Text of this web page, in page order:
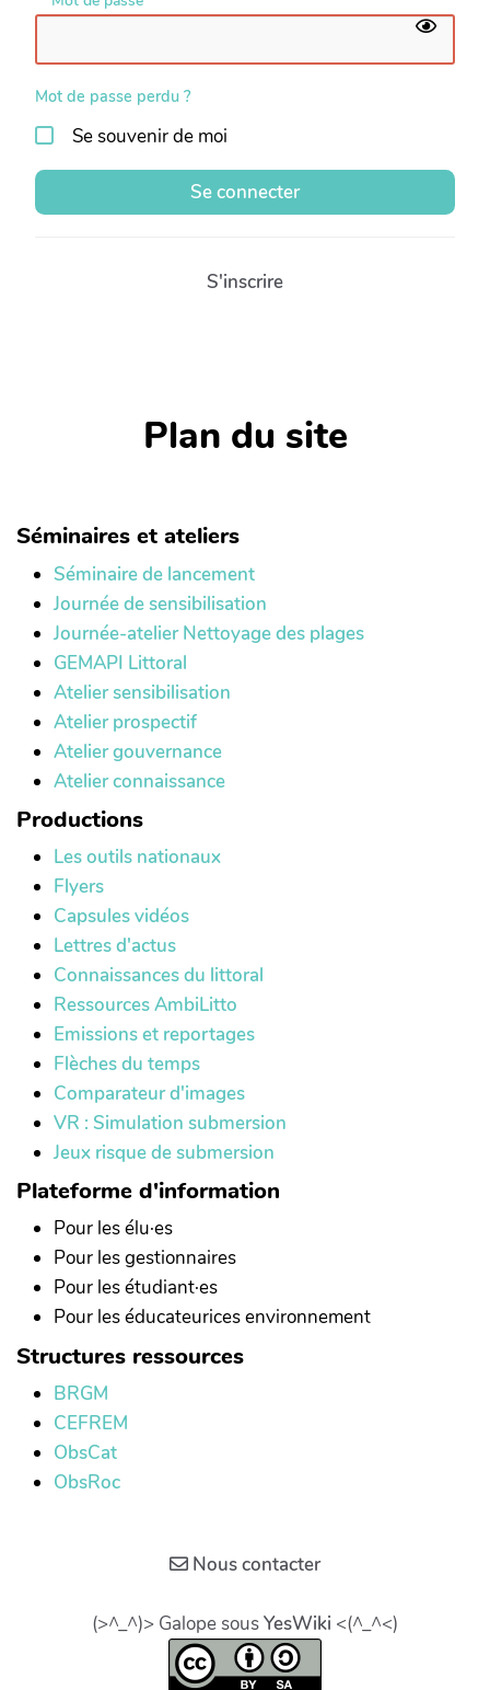
Mot de passe perdu ?
Se souvenir de moi
Se connecter
S'inscrire
Plan du site
Séminaires et ateliers
Séminaire de lancement
Journée de sensibilisation
Journée-atelier Nettoyage des plages
GEMAPI Littoral
Atelier sensibilisation
Atelier prospectif
Atelier gouvernance
Atelier connaissance
Productions
Les outils nationaux
Flyers
Capsules vidéos
Lettres d'actus
Connaissances du littoral
Ressources AmbiLitto
Emissions et reportages
Flèches du temps
Comparateur d'images
VR : Simulation submersion
Jeux risque de submersion
Plateforme d'information
Pour les élu·es
Pour les gestionnaires
Pour les étudiant·es
Pour les éducateurices environnement
Structures ressources
BRGM
CEFREM
ObsCat
ObsRoc
Nous contacter
(>^_^)> Galope sousYesWiki <(^_^<)